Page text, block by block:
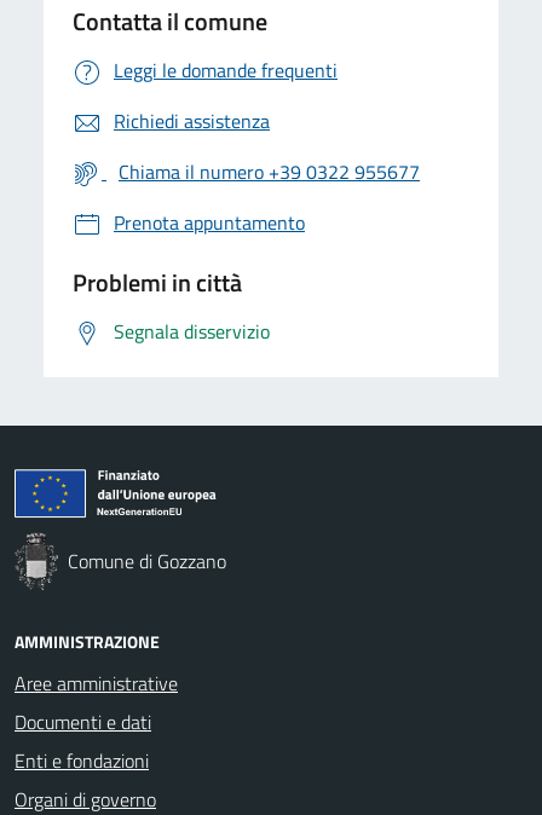
Contatta il comune
Leggi le domande frequenti
Richiedi assistenza
Chiama il numero +39 0322 955677
Prenota appuntamento
Problemi in città
Segnala disservizio
Comune di Gozzano
AMMINISTRAZIONE
Aree amministrative
Documenti e dati
Enti e fondazioni
Organi di governo